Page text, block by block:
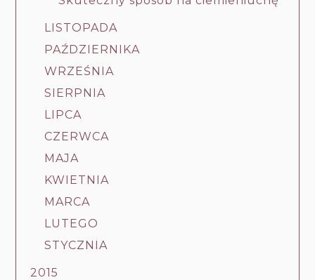
LISTOPADA
PAŹDZIERNIKA
WRZEŚNIA
SIERPNIA
LIPCA
CZERWCA
MAJA
KWIETNIA
MARCA
LUTEGO
STYCZNIA
2015